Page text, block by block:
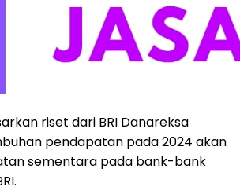
riset dari BRI Danareksa
pendapatan pada 2024 akan
sementara pada bank-bank